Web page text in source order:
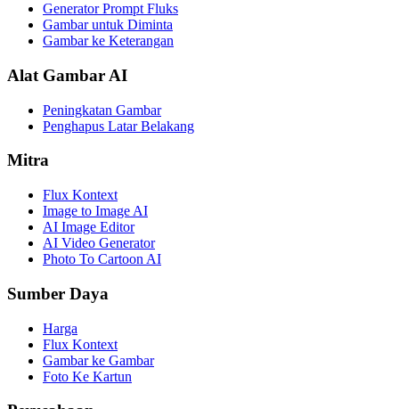
Generator Prompt Fluks
Gambar untuk Diminta
Gambar ke Keterangan
Alat Gambar AI
Peningkatan Gambar
Penghapus Latar Belakang
Mitra
Flux Kontext
Image to Image AI
AI Image Editor
AI Video Generator
Photo To Cartoon AI
Sumber Daya
Harga
Flux Kontext
Gambar ke Gambar
Foto Ke Kartun